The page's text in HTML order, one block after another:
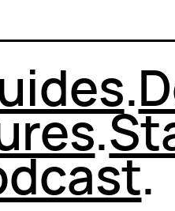
.
.
.